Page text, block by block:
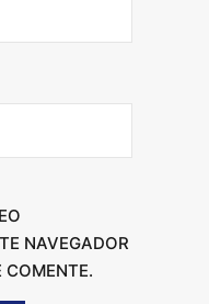
NAVEGADOR
COMENTE.